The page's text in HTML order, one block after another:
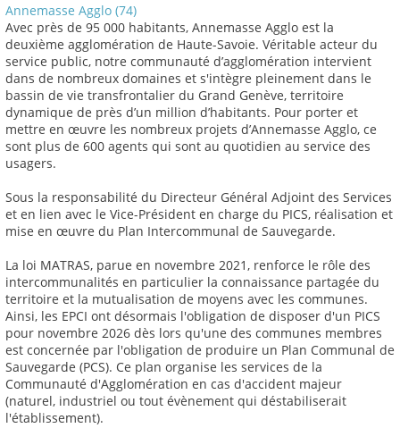
Annemasse Agglo (74)
Avec près de 95 000 habitants, Annemasse Agglo est la
deuxième agglomération de Haute-Savoie. Véritable acteur du
service public, notre communauté d’agglomération intervient
dans de nombreux domaines et s'intègre pleinement dans le
bassin de vie transfrontalier du Grand Genève, territoire
dynamique de près d’un million d’habitants. Pour porter et
mettre en œuvre les nombreux projets d’Annemasse Agglo, ce
sont plus de 600 agents qui sont au quotidien au service des
usagers.
Sous la responsabilité du Directeur Général Adjoint des Services
et en lien avec le Vice-Président en charge du PICS, réalisation et
mise en œuvre du Plan Intercommunal de Sauvegarde.
La loi MATRAS, parue en novembre 2021, renforce le rôle des
intercommunalités en particulier la connaissance partagée du
territoire et la mutualisation de moyens avec les communes.
Ainsi, les EPCI ont désormais l'obligation de disposer d'un PICS
pour novembre 2026 dès lors qu'une des communes membres
est concernée par l'obligation de produire un Plan Communal de
Sauvegarde (PCS). Ce plan organise les services de la
Communauté d'Agglomération en cas d'accident majeur
(naturel, industriel ou tout évènement qui déstabiliserait
l'établissement).